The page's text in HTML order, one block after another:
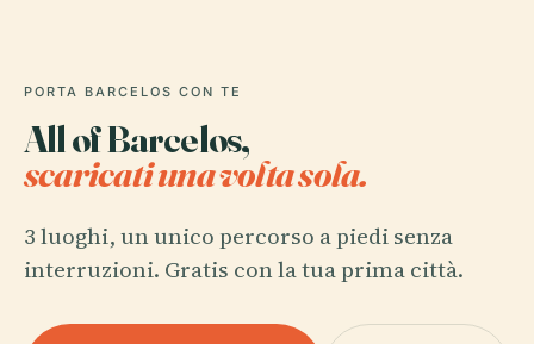
PORTA BARCELOS CON TE
All of Barcelos,
scaricati una volta sola.
3 luoghi, un unico percorso a piedi senza
interruzioni. Gratis con la tua prima città.